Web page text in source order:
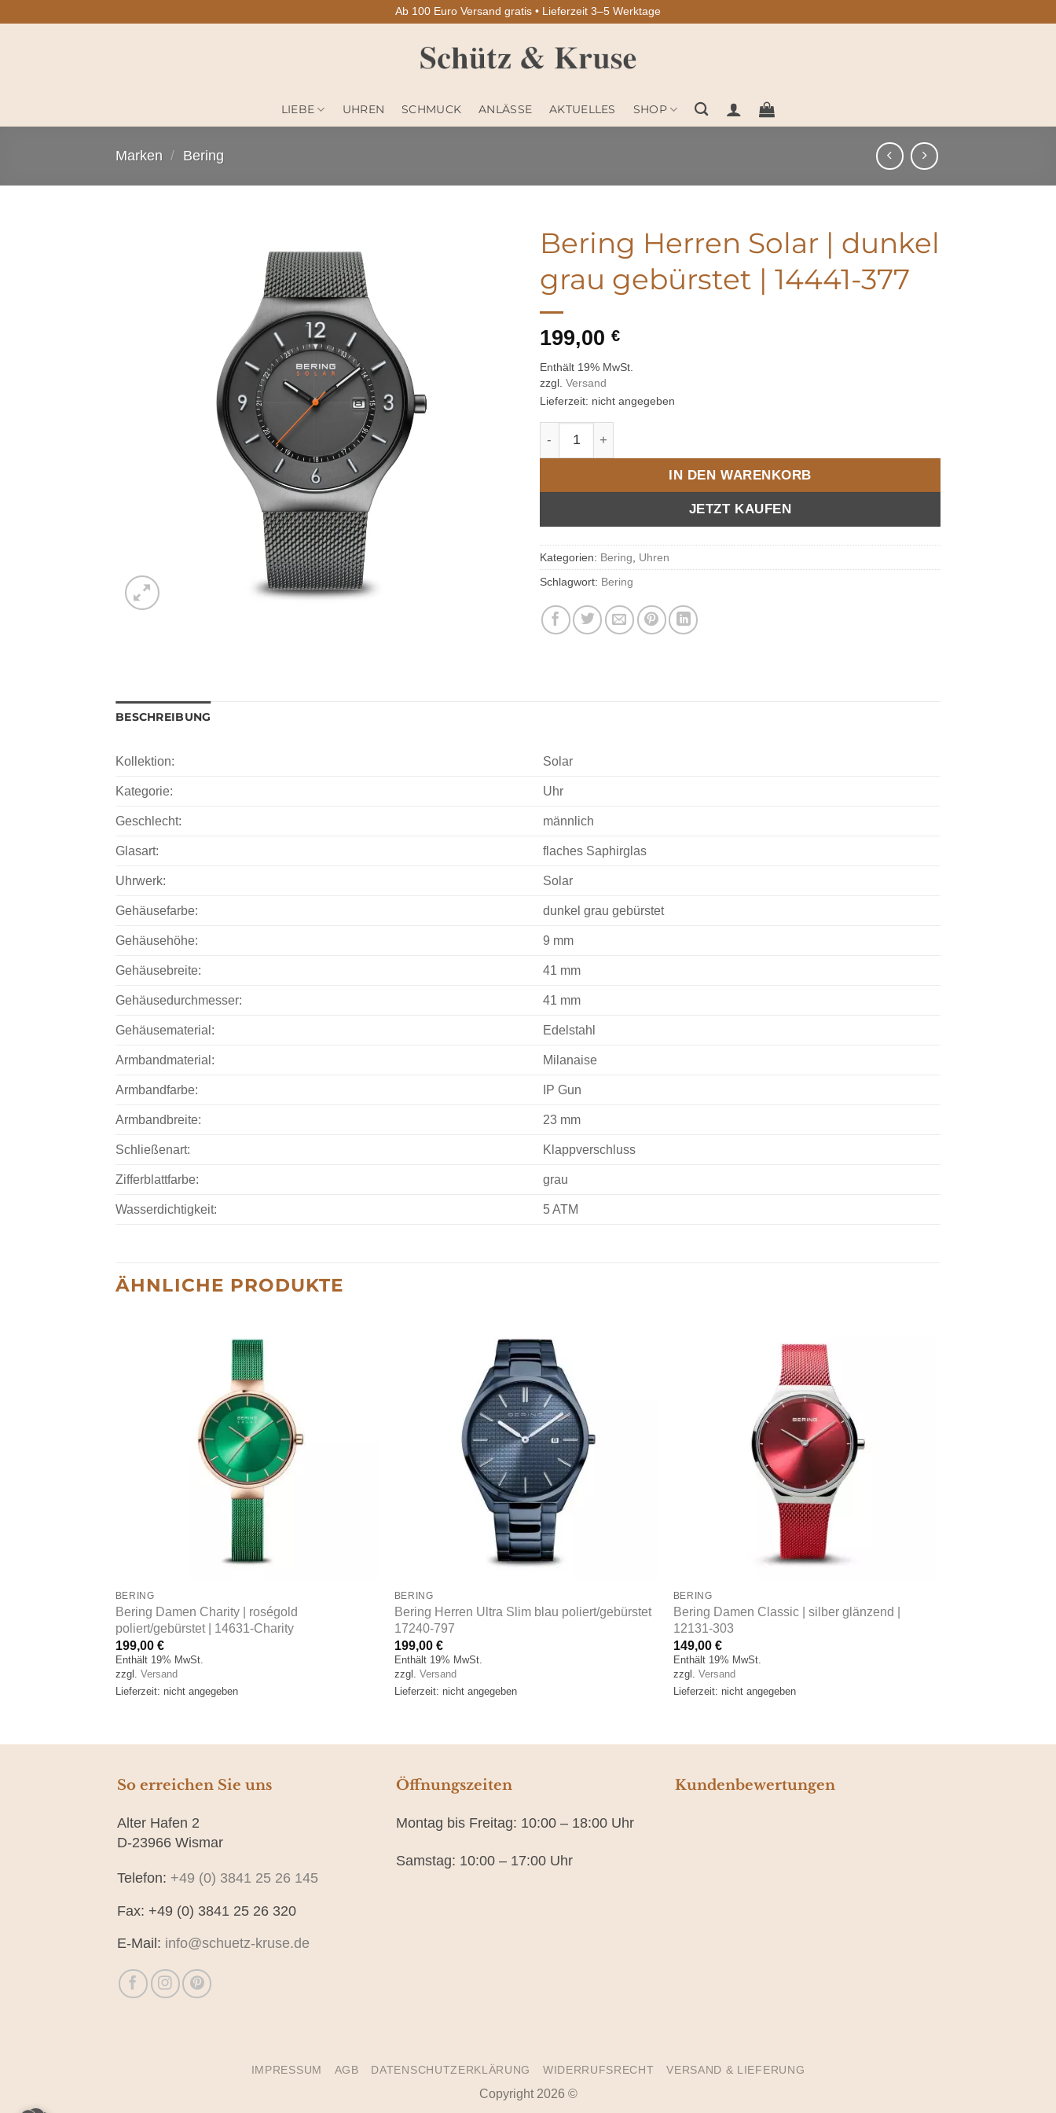
Inhalt
Ab 100 Euro Versand gratis • Lieferzeit 3–5 Werktage
LIEBE UHREN SCHMUCK ANLÄSSE AKTUELLES SHOP
Marken / Bering
Bering Herren Solar | dunkel
grau gebürstet | 14441-377
199,00 €
Enthält 19% MwSt.
zzgl. Versand
Lieferzeit: nicht angegeben
IN DEN WARENKORB
JETZT KAUFEN
Kategorien: Bering, Uhren
Schlagwort: Bering
BESCHREIBUNG
Kollektion: Solar
Kategorie: Uhr
Geschlecht: männlich
Glasart: flaches Saphirglas
Uhrwerk: Solar
Gehäusefarbe: dunkel grau gebürstet
Gehäusehöhe: 9 mm
Gehäusebreite: 41 mm
Gehäusedurchmesser: 41 mm
Gehäusematerial: Edelstahl
Armbandmaterial: Milanaise
Armbandfarbe: IP Gun
Armbandbreite: 23 mm
Schließenart: Klappverschluss
Zifferblattfarbe: grau
Wasserdichtigkeit: 5 ATM
ÄHNLICHE PRODUKTE
BERING
Bering Damen Charity | roségold
poliert/gebürstet | 14631-Charity
199,00 €
Enthält 19% MwSt.
zzgl. Versand
Lieferzeit: nicht angegeben
BERING
Bering Herren Ultra Slim blau poliert/gebürstet
17240-797
199,00 €
Enthält 19% MwSt.
zzgl. Versand
Lieferzeit: nicht angegeben
BERING
Bering Damen Classic | silber glänzend |
12131-303
149,00 €
Enthält 19% MwSt.
zzgl. Versand
Lieferzeit: nicht angegeben
So erreichen Sie uns
Alter Hafen 2
D-23966 Wismar
Telefon: +49 (0) 3841 25 26 145
Fax: +49 (0) 3841 25 26 320
E-Mail: info@schuetz-kruse.de
Öffnungszeiten
Montag bis Freitag: 10:00 – 18:00 Uhr
Samstag: 10:00 – 17:00 Uhr
Kundenbewertungen
IMPRESSUM AGB DATENSCHUTZERKLÄRUNG WIDERRUFSRECHT VERSAND & LIEFERUNG
Copyright 2026 ©